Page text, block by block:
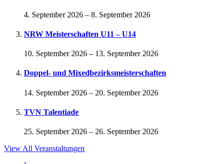
4. September 2026 – 8. September 2026
NRW Meisterschaften U11 – U14
10. September 2026 – 13. September 2026
Doppel- und Mixedbezirksmeisterschaften
14. September 2026 – 20. September 2026
TVN Talentiade
25. September 2026 – 26. September 2026
View All Veranstaltungen